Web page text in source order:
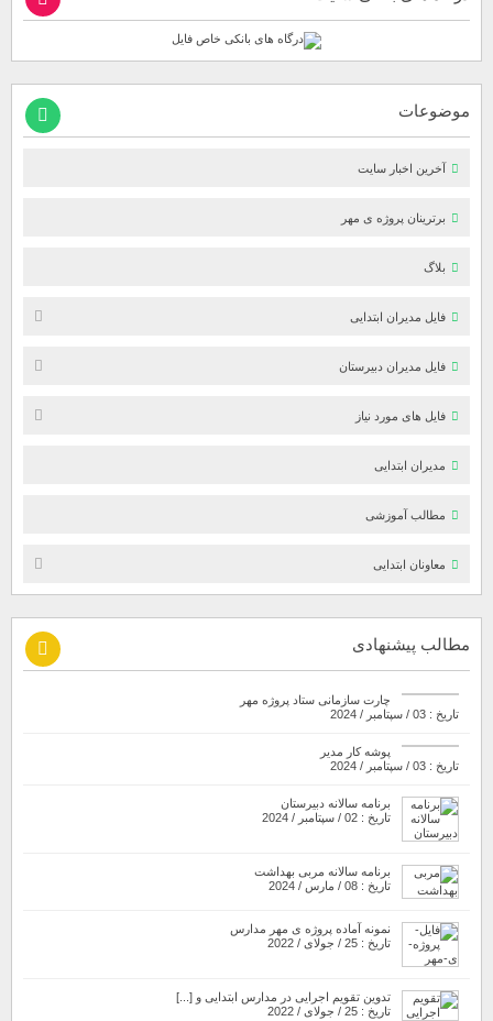
موضوعات
آخرین اخبار سایت
برترینان پروژه ی مهر
بلاگ
فایل مدیران ابتدایی
فایل مدیران دبیرستان
فایل های مورد نیاز
مدیران ابتدایی
مطالب آموزشی
معاونان ابتدایی
مطالب پیشنهادی
چارت سازمانی ستاد پروژه مهر
تاریخ : 03 / سپتامبر / 2024
پوشه کار مدیر
تاریخ : 03 / سپتامبر / 2024
برنامه سالانه دبیرستان
تاریخ : 02 / سپتامبر / 2024
برنامه سالانه مربی بهداشت
تاریخ : 08 / مارس / 2024
نمونه آماده پروژه ی مهر مدارس
تاریخ : 25 / جولای / 2022
تدوین تقویم اجرایی در مدارس ابتدایی و [...]
تاریخ : 25 / جولای / 2022